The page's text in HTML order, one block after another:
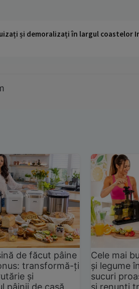
și demoralizați în largul coastelor
de făcut pâine
transformă-ți
și
pâinii de casă
Cele mai
și legume
sucuri
și renunți